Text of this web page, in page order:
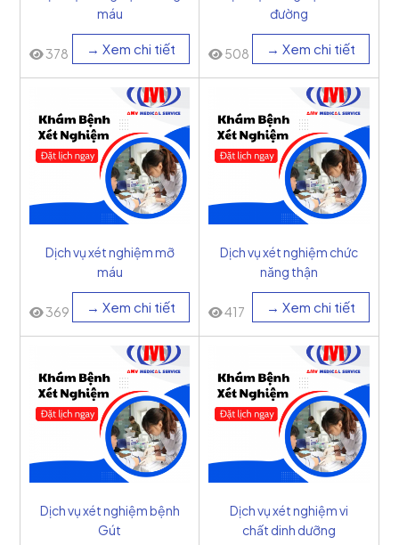
máu
378 → Xem chi tiết
đường
508 → Xem chi tiết
Dịch vụ xét nghiệm mỡ
máu
369 → Xem chi tiết
Dịch vụ xét nghiệm chức
năng thận
417 → Xem chi tiết
Dịch vụ xét nghiệm bệnh
Gút
Dịch vụ xét nghiệm vi
chất dinh dưỡng